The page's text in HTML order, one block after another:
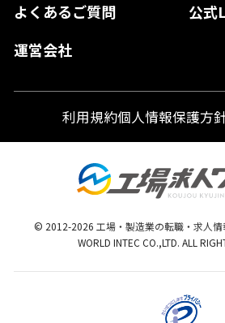
よくあるご質問
公式
運営会社
熊本県
宮崎県
利用規約個人情報保護方
© 2012-2026 工場・製造業の転職・求人
WORLD INTEC CO.,LTD. ALL